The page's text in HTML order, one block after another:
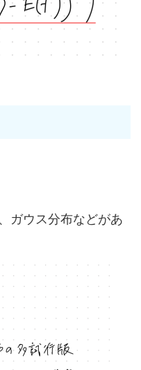
ガウス分布などがあ